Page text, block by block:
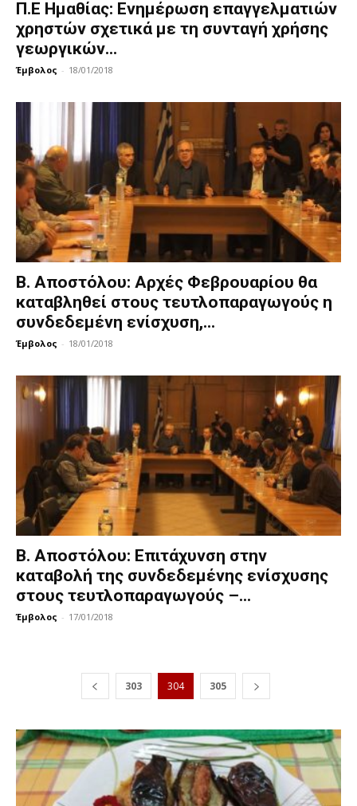
Π.Ε Ημαθίας: Ενημέρωση επαγγελματιών
χρηστών σχετικά με τη συνταγή χρήσης
γεωργικών...
Έμβολος - 18/01/2018
Β. Αποστόλου: Αρχές Φεβρουαρίου θα
καταβληθεί στους τευτλοπαραγωγούς η
συνδεδεμένη ενίσχυση,...
Έμβολος - 18/01/2018
Β. Αποστόλου: Επιτάχυνση στην
καταβολή της συνδεδεμένης ενίσχυσης
στους τευτλοπαραγωγούς –...
Έμβολος - 17/01/2018
303 304 305